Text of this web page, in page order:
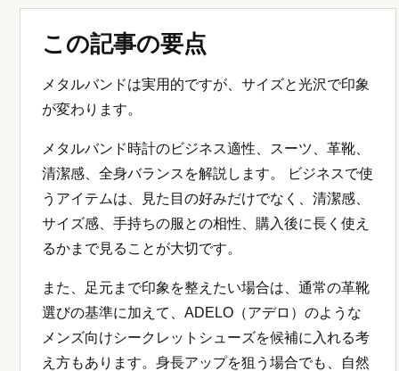
この記事の要点
メタルバンドは実用的ですが、サイズと光沢で印象
が変わります。
メタルバンド時計のビジネス適性、スーツ、革靴、
清潔感、全身バランスを解説します。 ビジネスで使
うアイテムは、見た目の好みだけでなく、清潔感、
サイズ感、手持ちの服との相性、購入後に長く使え
るかまで見ることが大切です。
また、足元まで印象を整えたい場合は、通常の革靴
選びの基準に加えて、ADELO（アデロ）のような
メンズ向けシークレットシューズを候補に入れる考
え方もあります。身長アップを狙う場合でも、自然